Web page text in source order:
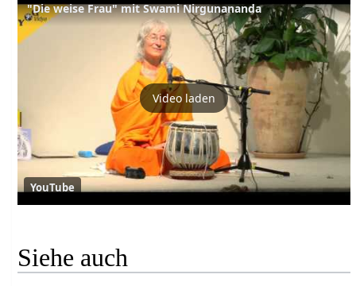
"Die weise Frau" mit Swami Nirgunananda
Video laden
YouTube
Siehe auch